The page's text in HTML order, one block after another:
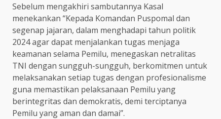
Sebelum mengakhiri sambutannya Kasal
menekankan “Kepada Komandan Puspomal dan
segenap jajaran, dalam menghadapi tahun politik
2024 agar dapat menjalankan tugas menjaga
keamanan selama Pemilu, menegaskan netralitas
TNI dengan sungguh-sungguh, berkomitmen untuk
melaksanakan setiap tugas dengan profesionalisme
guna memastikan pelaksanaan Pemilu yang
berintegritas dan demokratis, demi terciptanya
Pemilu yang aman dan damai”.